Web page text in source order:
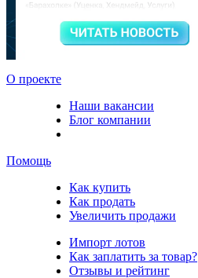
О проекте
Наши вакансии
Блог компании
Помощь
Как купить
Как продать
Увеличить продажи
Импорт лотов
Как заплатить за товар?
Отзывы и рейтинг